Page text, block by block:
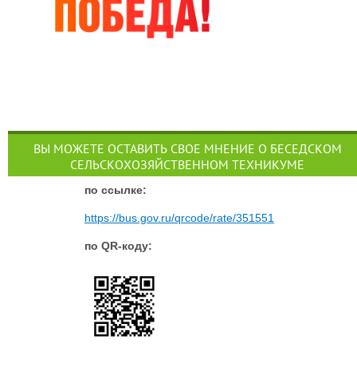
ВЫ МОЖЕТЕ ОСТАВИТЬ СВОЕ МНЕНИЕ О БЕСЕДСКОМ
СЕЛЬСКОХОЗЯЙСТВЕННОМ ТЕХНИКУМЕ
по ссылке:
https://bus.gov.ru/qrcode/rate/351551
по QR-коду: